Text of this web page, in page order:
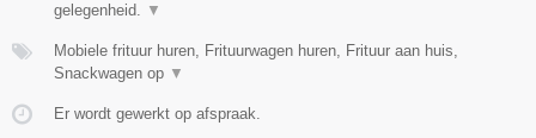
gelegenheid. ▼
Mobiele frituur huren, Frituurwagen huren, Frituur aan huis,
Snackwagen op ▼
Er wordt gewerkt op afspraak.